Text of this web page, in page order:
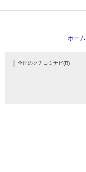
ホーム
全国のクチコミナビ(R)